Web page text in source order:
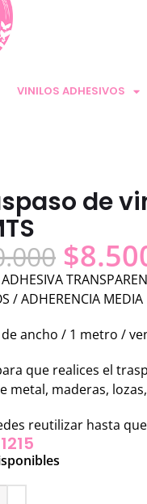
VINILOS ADHESIVOS
de
$
/ ADHERENCIA MEDIA
ancho / 1 metro /
que realices el
metal, maderas,
reutilizar hasta